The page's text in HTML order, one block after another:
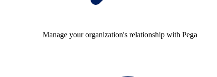
Manage your organization's relationship with Pega